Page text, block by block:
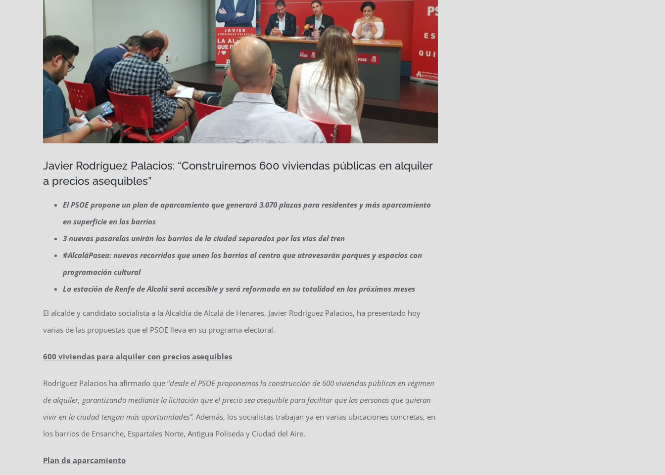
Javier Rodríguez Palacios: “Construiremos 600 viviendas públicas en alquiler
a precios asequibles”
El PSOE propone un plan de aparcamiento que generará 3.070 plazas para residentes y más aparcamiento
en superficie en los barrios
3 nuevas pasarelas unirán los barrios de la ciudad separados por las vías del tren
#AlcaláPasea: nuevos recorridos que unen los barrios al centro que atravesarán parques y espacios con
programación cultural
La estación de Renfe de Alcalá será accesible y será reformada en su totalidad en los próximos meses
El alcalde y candidato socialista a la Alcaldía de Alcalá de Henares, Javier Rodríguez Palacios, ha presentado hoy
varias de las propuestas que el PSOE lleva en su programa electoral.
600 viviendas para alquiler con precios asequibles
Rodríguez Palacios ha afirmado que “desde el PSOE proponemos la construcción de 600 viviendas públicas en régimen
de alquiler, garantizando mediante la licitación que el precio sea asequible para facilitar que las personas que quieran
vivir en la ciudad tengan más oportunidades”. Además, los socialistas trabajan ya en varias ubicaciones concretas, en
los barrios de Ensanche, Espartales Norte, Antigua Poliseda y Ciudad del Aire.
Plan de aparcamiento